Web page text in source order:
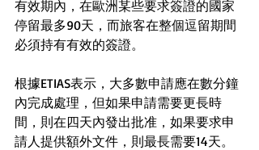
有效期內，在歐洲某些要求簽證的國家
停留最多90天，而旅客在整個逗留期間
必須持有有效的簽證。
根據ETIAS表示，大多數申請應在數分鐘
內完成處理，但如果申請需要更長時
間，則在四天內發出批准，如果要求申
請人提供額外文件，則最長需要14天。